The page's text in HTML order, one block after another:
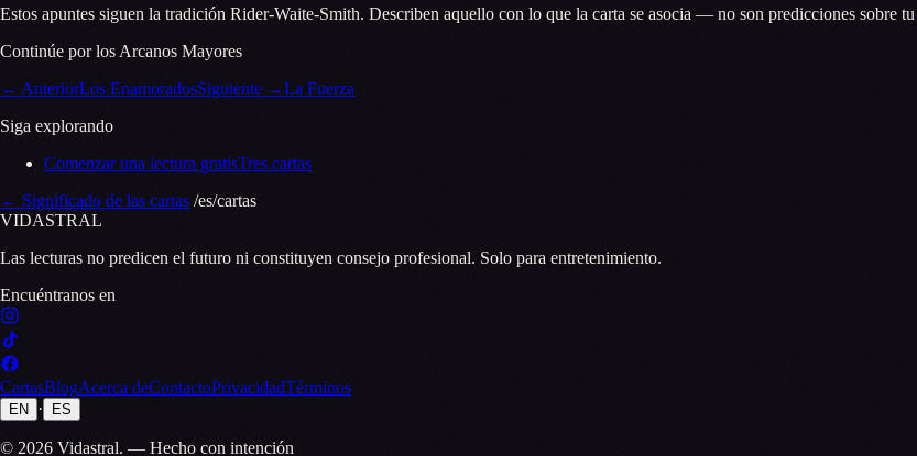
Estos apuntes siguen la tradición Rider-Waite-Smith. Describen aquello con lo que la carta se asocia — no son predicciones sobre
Continúe por los Arcanos Mayores
← AnteriorLos EnamoradosSiguiente →La Fuerza
Siga explorando
Comenzar una lectura gratisTres cartas
← Significado de las cartas /es/cartas
VIDASTRAL
Las lecturas no predicen el futuro ni constituyen consejo profesional. Solo para entretenimiento.
Encuéntranos en
CartasBlogAcerca deContactoPrivacidadTérminos
EN · ES
© 2026 Vidastral. — Hecho con intención